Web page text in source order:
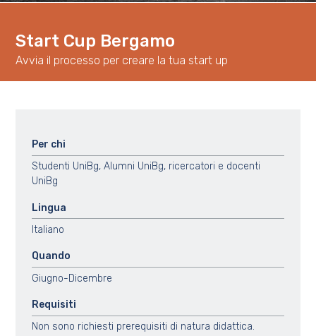
Start Cup Bergamo
Avvia il processo per creare la tua start up
Per chi
Studenti UniBg, Alumni UniBg, ricercatori e docenti
UniBg
Lingua
Italiano
Quando
Giugno-Dicembre
Requisiti
Non sono richiesti prerequisiti di natura didattica.